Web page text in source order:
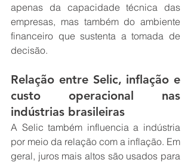
apenas da capacidade técnica das
empresas, mas também do ambiente
financeiro que sustenta a tomada de
decisão.
Relação entre Selic, inflação e
custo operacional nas
indústrias brasileiras
A Selic também influencia a indústria
por meio da relação com a inflação. Em
geral, juros mais altos são usados para